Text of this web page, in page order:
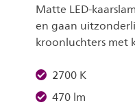
Matte LED-
en gaan
kroonluchters met
2700 K
470 lm